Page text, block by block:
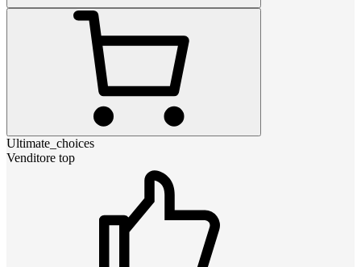
Ultimate_choices
Venditore top